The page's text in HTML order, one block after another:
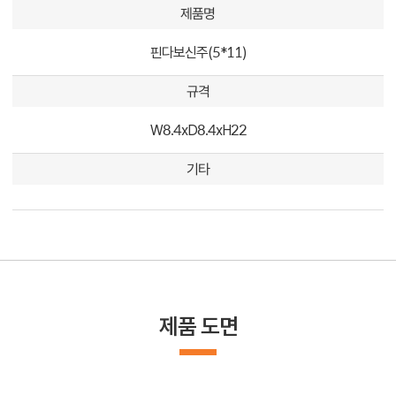
제품명
핀다보신주(5*11)
규격
W8.4xD8.4xH22
기타
제품 도면